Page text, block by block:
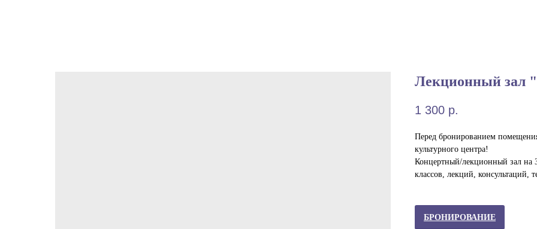
Лекционный зал
1 300 р.
Перед бронированием
культурного центра!
Концертный/лекционный зал на
классов, лекций, консультаций,
БРОНИРОВАНИЕ